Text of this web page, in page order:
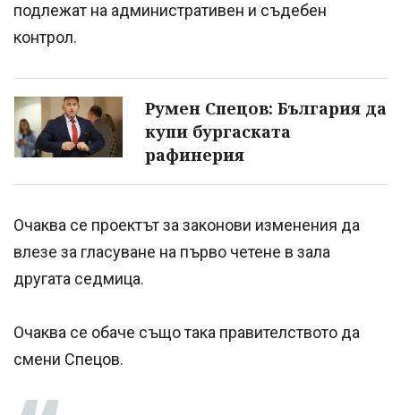
подлежат на административен и съдебен
контрол.
Румен Спецов: България да
купи бургаската
рафинерия
Очаква се проектът за законови изменения да
влезе за гласуване на първо четене в зала
другата седмица.
Очаква се обаче също така правителството да
смени Спецов.